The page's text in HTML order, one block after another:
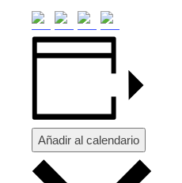
Añadir al calendario